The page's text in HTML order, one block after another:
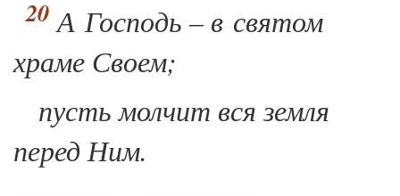
А Господь – в святом
храме Своем;
пусть молчит вся земля
перед Ним.